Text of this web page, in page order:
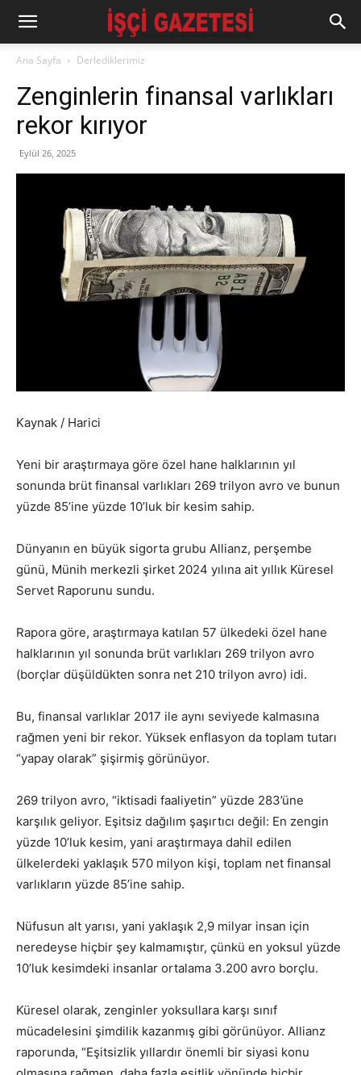
Ana Sayfa Derlediklerimiz
Zenginlerin finansal varlıkları
rekor kırıyor
Eylül 26, 2025
Kaynak / Harici
Yeni bir araştırmaya göre özel hane halklarının yıl
sonunda brüt finansal varlıkları 269 trilyon avro ve bunun
yüzde 85’ine yüzde 10’luk bir kesim sahip.
Dünyanın en büyük sigorta grubu Allianz, perşembe
günü, Münih merkezli şirket 2024 yılına ait yıllık Küresel
Servet Raporunu sundu.
Rapora göre, araştırmaya katılan 57 ülkedeki özel hane
halklarının yıl sonunda brüt varlıkları 269 trilyon avro
(borçlar düşüldükten sonra net 210 trilyon avro) idi.
Bu, finansal varlıklar 2017 ile aynı seviyede kalmasına
rağmen yeni bir rekor. Yüksek enflasyon da toplam tutarı
“yapay olarak” şişirmiş görünüyor.
269 trilyon avro, “iktisadi faaliyetin” yüzde 283’üne
karşılık geliyor. Eşitsiz dağılım şaşırtıcı değil: En zengin
yüzde 10’luk kesim, yani araştırmaya dahil edilen
ülkelerdeki yaklaşık 570 milyon kişi, toplam net finansal
varlıkların yüzde 85’ine sahip.
Nüfusun alt yarısı, yani yaklaşık 2,9 milyar insan için
neredeyse hiçbir şey kalmamıştır, çünkü en yoksul yüzde
10’luk kesimdeki insanlar ortalama 3.200 avro borçlu.
Küresel olarak, zenginler yoksullara karşı sınıf
mücadelesini şimdilik kazanmış gibi görünüyor. Allianz
raporunda, “Eşitsizlik yıllardır önemli bir siyasi konu